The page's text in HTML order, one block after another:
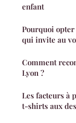
enfant
Pourquoi
qui invite au
Comment
Lyon ?
Les facteurs à
t-shirts aux